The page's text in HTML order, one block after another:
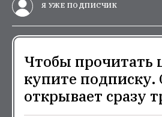
Я УЖЕ ПОДПИСЧИК
Чтобы прочитать
купите подписку.
открывает сразу